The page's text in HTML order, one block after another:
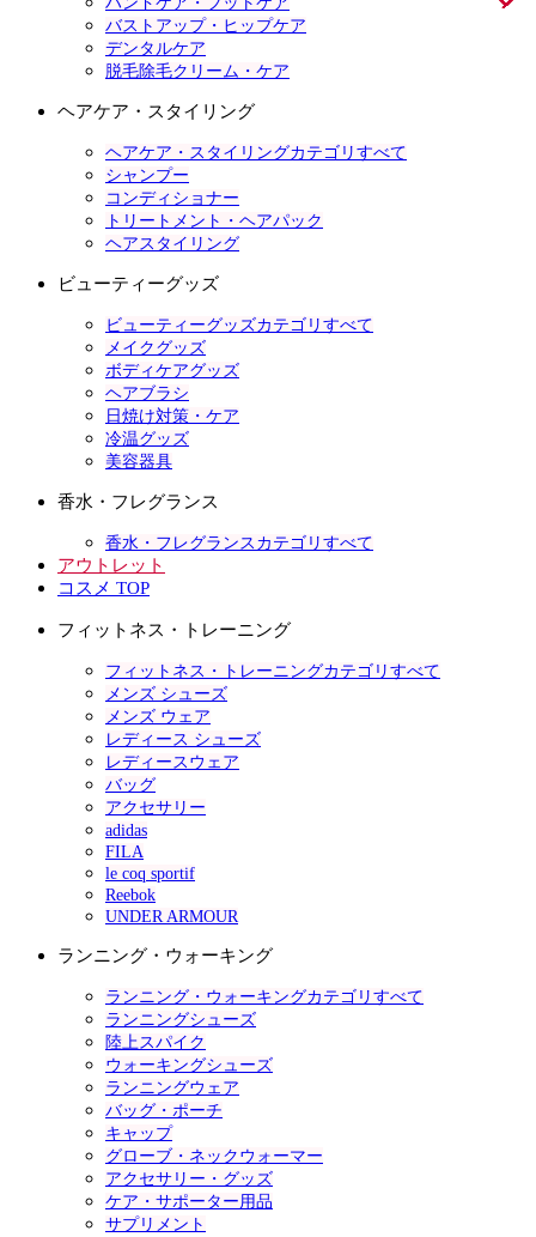
バストアップ・ヒップケア
デンタルケア
脱毛除毛クリーム・ケア
ヘアケア・スタイリング
ヘアケア・スタイリングカテゴリすべて
シャンプー
コンディショナー
トリートメント・ヘアパック
ヘアスタイリング
ビューティーグッズ
ビューティーグッズカテゴリすべて
メイクグッズ
ボディケアグッズ
ヘアブラシ
日焼け対策・ケア
冷温グッズ
美容器具
香水・フレグランス
香水・フレグランスカテゴリすべて
アウトレット
コスメ TOP
フィットネス・トレーニング
フィットネス・トレーニングカテゴリすべて
メンズ シューズ
メンズ ウェア
レディース シューズ
レディースウェア
バッグ
アクセサリー
adidas
FILA
le coq sportif
Reebok
UNDER ARMOUR
ランニング・ウォーキング
ランニング・ウォーキングカテゴリすべて
ランニングシューズ
陸上スパイク
ウォーキングシューズ
ランニングウェア
バッグ・ポーチ
キャップ
グローブ・ネックウォーマー
アクセサリー・グッズ
ケア・サポーター用品
サプリメント